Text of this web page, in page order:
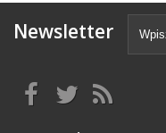
Newsletter